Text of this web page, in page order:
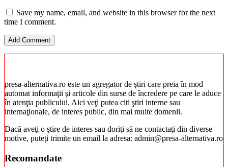
Save my name, email, and website in this browser for the next
time I comment.
presa-alternativa.ro este un agregator de ştiri care preia în mod
automat informaţii şi articole din surse de încredere pe care le aduce
în atenţia publicului. Aici veţi putea citi ştiri interne sau
internaţionale, de interes public, din mai multe domenii.
Dacă aveţi o ştire de interes sau doriţi să ne contactaţi din diverse
motive, puteţi trimite un email la adresa: admin@presa-alternativa.ro
Recomandate